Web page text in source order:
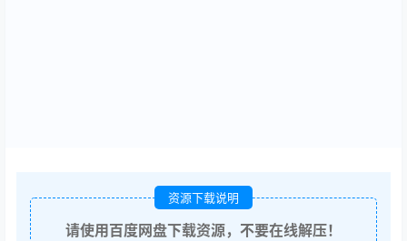
资源下载说明
请使用百度网盘下载资源，不要在线解压！